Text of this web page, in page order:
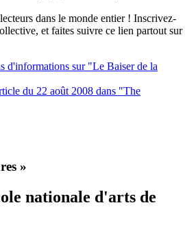
dans le monde entier ! Inscrivez-
et faites suivre ce lien partout sur
d'informations sur "Le Baiser de la
du 22 août 2008 dans "The
»
nationale d'arts de